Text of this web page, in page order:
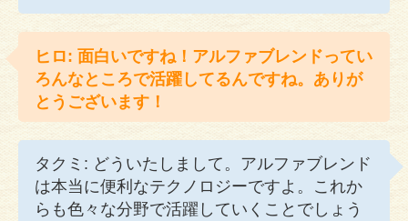
ヒロ: 面白いですね！アルファブレンドってい
ろんなところで活躍してるんですね。ありが
とうございます！
タクミ: どういたしまして。アルファブレンド
は本当に便利なテクノロジーですよ。これか
らも色々な分野で活躍していくことでしょう